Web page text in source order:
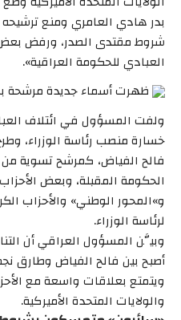
بدر هادي العامري ومنع ترشيحه
شروط مقتدى الصدر، ورفض بعض
العبادي للحكومة العراقية».
ظهرت أسماء جديدة مرشحة
ولفت المسؤول في ائتلاف
خسارة منصب رئاسة الوزراء،
فالح الفياض، كمرشح تسوية من
الحكومة المقبلة، وبعض
و»المحور الوطني» والأحزاب
لرئاسة الوزراء.
وبيَّن المسؤول العراقي أن
أصبح بين فالح الفياض
ويتمتع بعلاقات واسعة مع
والولايات المتحدة الأميركية.